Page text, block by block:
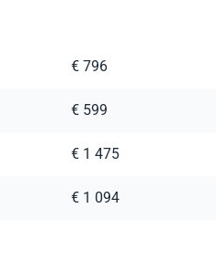
€ 796
€ 599
€ 1 475
€ 1 094